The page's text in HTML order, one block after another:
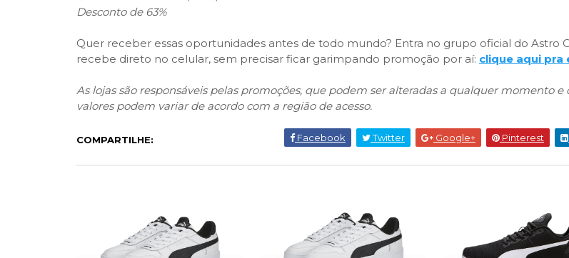
Desconto de 63%
Quer receber essas oportunidades antes de todo mundo? Entra no grupo oficial do Astro
recebe direto no celular, sem precisar ficar garimpando promoção por aí: clique aqui pra
As lojas são responsáveis pelas promoções, que podem ser alteradas a qualquer momento e
valores podem variar de acordo com a região de acesso.
COMPARTILHE: Facebook Twitter Google+ Pinterest